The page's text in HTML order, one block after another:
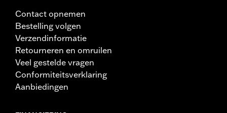
Contact opnemen
Bestelling volgen
Verzendinformatie
Retourneren en omruilen
Veel gestelde vragen
Conformiteitsverklaring
Aanbiedingen